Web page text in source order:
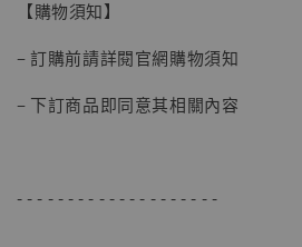
【購物須知】
– 訂購前請詳閱官網購物須知
– 下訂商品即同意其相關內容
- - - - - - - - - - - - - - - - - - - -